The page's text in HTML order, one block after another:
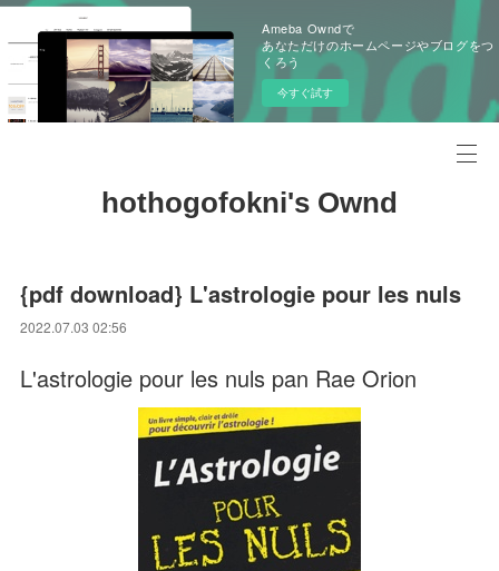
Ameba Owndで
あなただけのホームページやブログをつ
くろう
今すぐ試す
hothogofokni's Ownd
{pdf download} L'astrologie pour les nuls
2022.07.03 02:56
L'astrologie pour les nuls pan Rae Orion